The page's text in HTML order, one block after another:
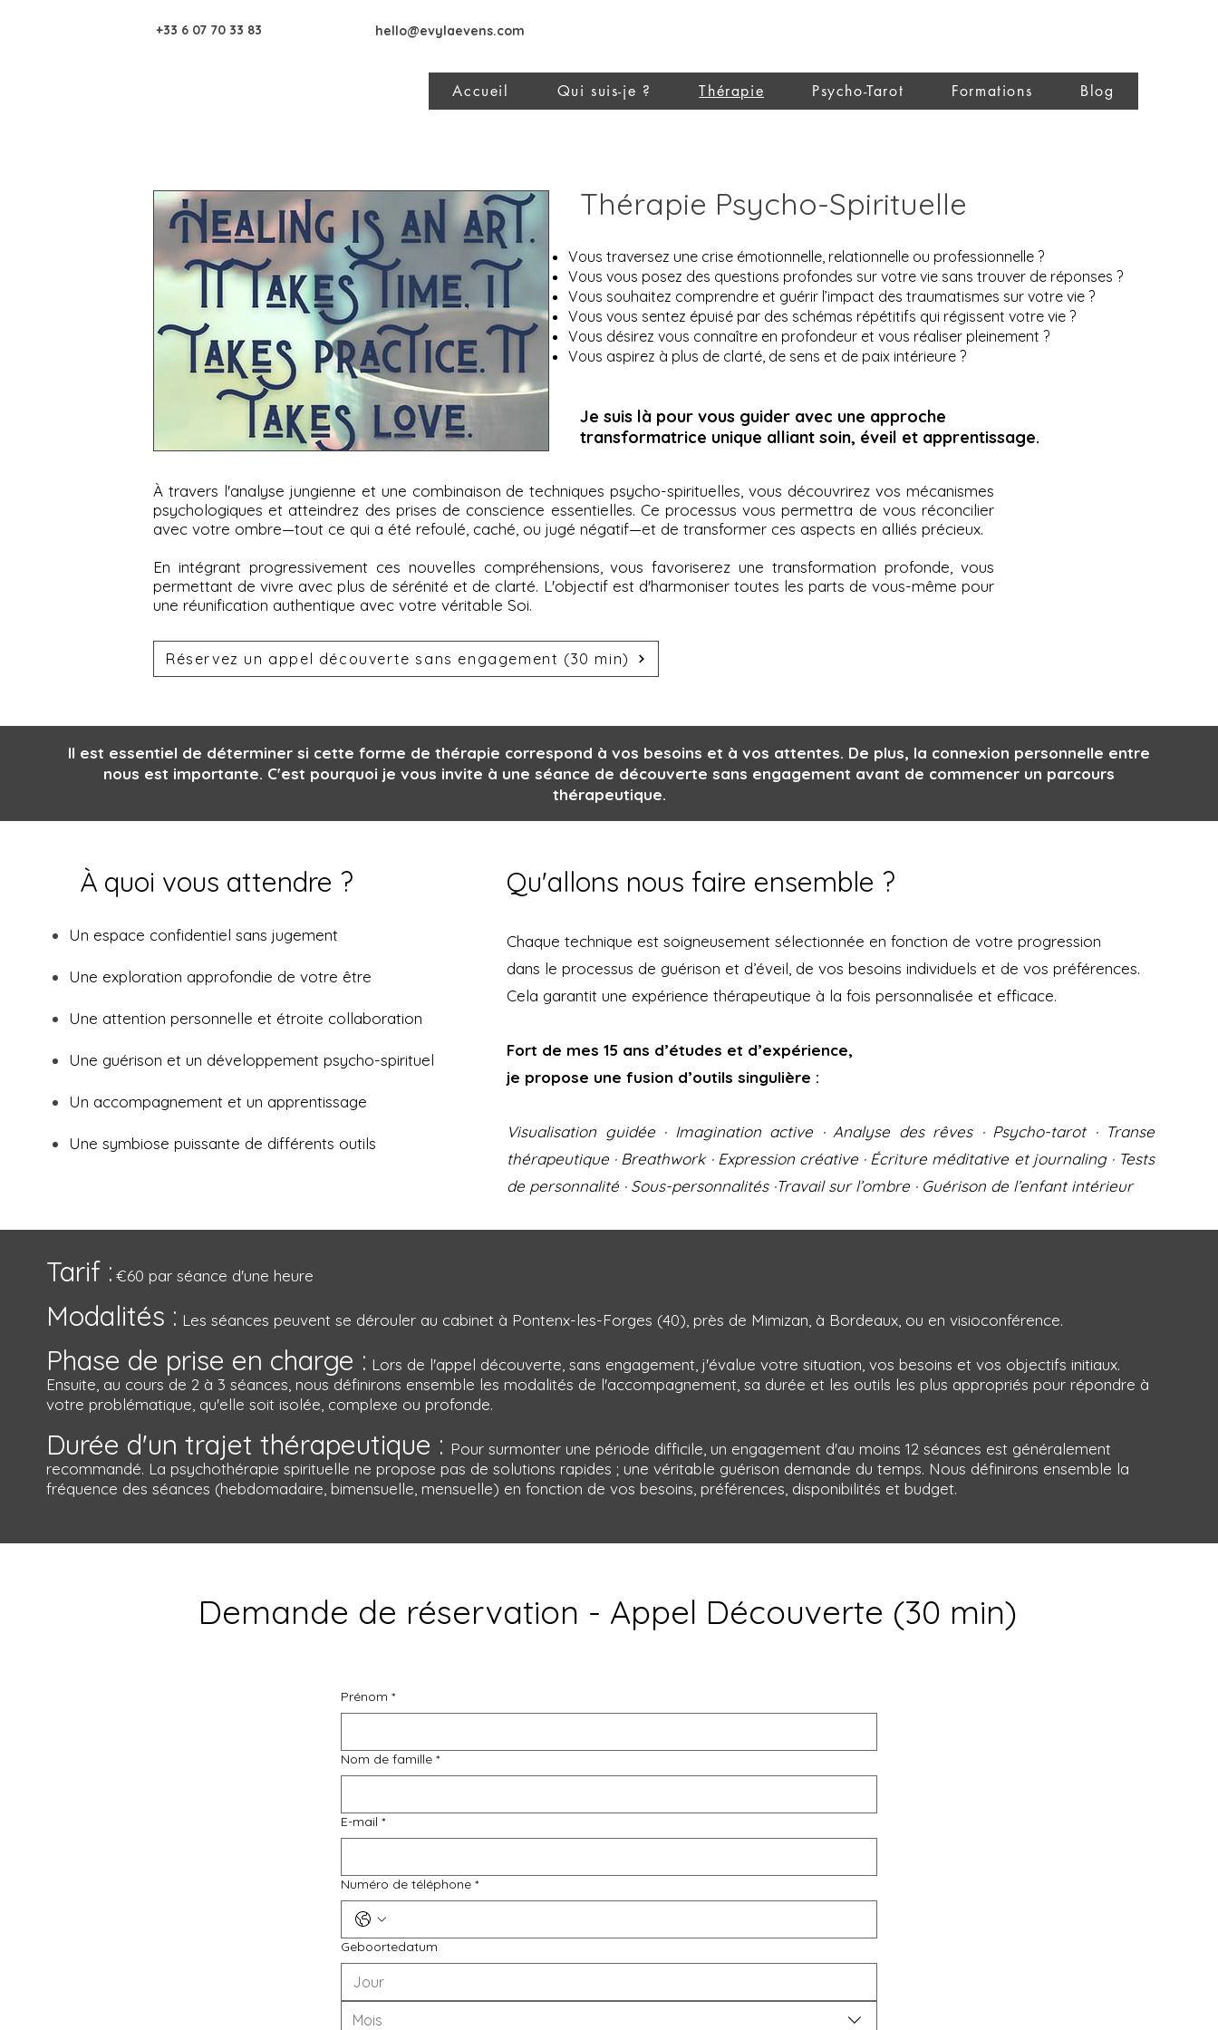
+33 6 07 70 33 83 hello@evylaevens.com
Accueil Qui suis-je ? Thérapie Psycho-Tarot Formations Blog
Thérapie Psycho-Spirituelle
Vous traversez une crise émotionnelle, relationnelle ou professionnelle ?
Vous vous posez des questions profondes sur votre vie sans trouver de réponses ?
Vous souhaitez comprendre et guérir l’impact des traumatismes sur votre vie ?
Vous vous sentez épuisé par des schémas répétitifs qui régissent votre vie ?
Vous désirez vous connaître en profondeur et vous réaliser pleinement ?
Vous aspirez à plus de clarté, de sens et de paix intérieure ?​
​Je suis là pour vous guider avec une approche
transformatrice unique alliant soin, éveil et apprentissage.
À travers l'analyse jungienne et une combinaison de techniques psycho-spirituelles, vous découvrirez vos mécanismes
psychologiques et atteindrez des prises de conscience essentielles. Ce processus vous permettra de vous réconcilier
avec votre ombre—tout ce qui a été refoulé, caché, ou jugé négatif—et de transformer ces aspects en alliés précieux.
En intégrant progressivement ces nouvelles compréhensions, vous favoriserez une transformation profonde, vous
permettant de vivre avec plus de sérénité et de clarté. L'objectif est d'harmoniser toutes les parts de vous-même pour
une réunification authentique avec votre véritable Soi.
Réservez un appel découverte sans engagement (30 min)
Il est essentiel de déterminer si cette forme de thérapie correspond à vos besoins et à vos attentes. De plus, la connexion personnelle entre
nous est importante. C'est pourquoi je vous invite à une séance de découverte sans engagement avant de commencer un parcours
thérapeutique.
À quoi vous attendre ?
Un espace confidentiel sans jugement
Une exploration approfondie de votre être
Une attention personnelle et étroite collaboration
Une guérison et un développement psycho-spirituel
Un accompagnement et un apprentissage
Une symbiose puissante de différents outils
Qu'allons nous faire ensemble ?
Chaque technique est soigneusement sélectionnée en fonction de votre progression
dans le processus de guérison et d’éveil, de vos besoins individuels et de vos préférences.
Cela garantit une expérience thérapeutique à la fois personnalisée et efficace.
Fort de mes 15 ans d’études et d’expérience,
je propose une fusion d’outils singulière :
Visualisation guidée · Imagination active · Analyse des rêves · Psycho-tarot · Transe
thérapeutique · Breathwork · Expression créative · Écriture méditative et journaling · Tests
de personnalité · Sous-personnalités ·Travail sur l’ombre · Guérison de l’enfant intérieur
Tarif : €60 par séance d'une heure
Modalités : Les séances peuvent se dérouler au cabinet à Pontenx-les-Forges (40), près de Mimizan, à Bordeaux, ou en visioconférence.
Phase de prise en charge : Lors de l'appel découverte, sans engagement, j'évalue votre situation, vos besoins et vos objectifs initiaux.
Ensuite, au cours de 2 à 3 séances, nous définirons ensemble les modalités de l'accompagnement, sa durée et les outils les plus appropriés pour répondre à
votre problématique, qu'elle soit isolée, complexe ou profonde.
Durée d'un trajet thérapeutique : Pour surmonter une période difficile, un engagement d'au moins 12 séances est généralement
recommandé. La psychothérapie spirituelle ne propose pas de solutions rapides ; une véritable guérison demande du temps. Nous définirons ensemble la
fréquence des séances (hebdomadaire, bimensuelle, mensuelle) en fonction de vos besoins, préférences, disponibilités et budget.
Demande de réservation - Appel Découverte (30 min)
Prénom *
Nom de famille *
E-mail *
Numéro de téléphone *
Geboortedatum
Mois